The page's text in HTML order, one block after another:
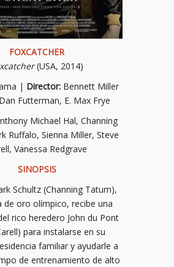
FOXCATCHER
(USA, 2014)
| Director: Bennett Miller
Dan Futterman, E. Max Frye
Michael Hal, Channing
Ruffalo, Sienna Miller, Steve
Vanessa Redgrave
SINOPSIS
Schultz (Channing Tatum),
de oro olímpico, recibe una
rico heredero John du Pont
para instalarse en su
familiar y ayudarle a
de entrenamiento de alto